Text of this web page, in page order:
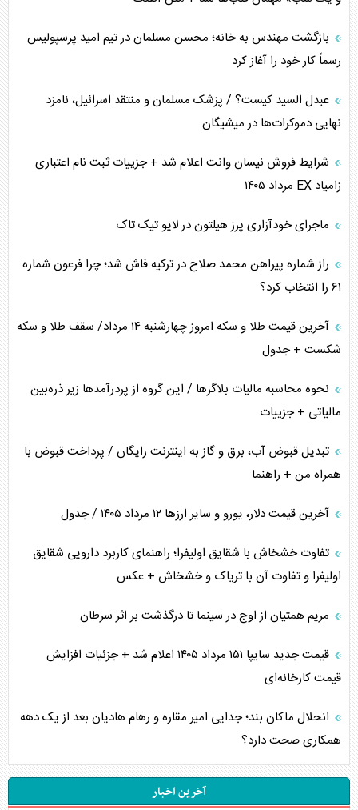
اهمیت راهبردی اردن برای آمریکا
همسویی عربستان با سنتکام علیه متحدان ایران
ترامپ و توهم خلع سلاح حماس
چرا کویت به دنبال شریک امنیتی جدید است؟
اعتراف غرب به قدرت ایران در تثبیت معادلات
خطای راهبردی ترامپ مقابل برزیل
بازگشت مهندس به خانه؛ محسن مسلمان در تیم امید پرسپولیس
رسماً کار خود را آغاز کرد
عبدل السید کیست؟ / پزشک مسلمان و منتقد اسرائیل، نامزد
نهایی دموکرات‌ها در میشیگان
شرایط فروش نیسان وانت اعلام شد + جزییات ثبت نام اعتباری
زامیاد EX مرداد ۱۴۰۵
ماجرای خودآزاری پرز هیلتون در لایو تیک تاک
راز شماره پیراهن محمد صلاح در ترکیه فاش شد؛ چرا فرعون شماره
۶۱ را انتخاب کرد؟
آخرین قیمت طلا و سکه امروز چهارشنبه ۱۴ مرداد/ سقف طلا و سکه
شکست + جدول
نحوه محاسبه مالیات بلاگر‌ها / این گروه از پردرآمد‌ها زیر ذره‌بین
مالیاتی + جزییات
تبدیل قبوض آب، برق و گاز به اینترنت رایگان / پرداخت قبوض با
همراه من + راهنما
آخرین قیمت دلار، یورو و سایر ارز‌ها ۱۲ مرداد ۱۴۰۵ / جدول
تفاوت خشخاش با شقایق اولیفرا؛ راهنمای کاربرد دارویی شقایق
اولیفرا و تفاوت آن با تریاک و خشخاش + عکس
مریم همتیان از اوج در سینما تا درگذشت بر اثر سرطان
قیمت جدید سایپا ۱۵۱ مرداد ۱۴۰۵ اعلام شد + جزئیات افزایش
قیمت کارخانه‌ای
انحلال ماکان بند؛ جدایی امیر مقاره و رهام هادیان بعد از یک دهه
همکاری صحت دارد؟
آخرین اخبار